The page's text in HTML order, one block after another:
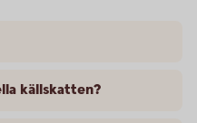
källskatten?